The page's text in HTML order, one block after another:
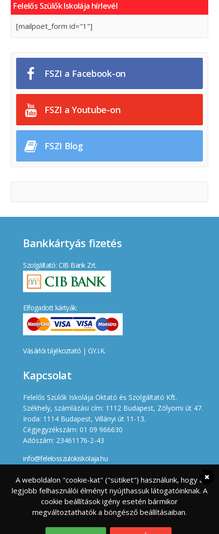
Felelős Szülők Iskolája hírlevél
[mailpoet_form id="1"]
FSZI a Facebook-on
FSZI a Youtube-on
FSZI Blog
Bankkártyás fizetés
Szolgáltató: CIB Bank Zrt.
Elfogadott kártyák:
Vásárlói tájékoztató | GY.I.K.
Kapcsolat
Felelős Szülők Iskolája Oktató és Szolgáltató Kft.
Székhely, számlázási cím: 1112 Budapest, Zólyomi út 47.
Iroda: 1114 Budapest, Villányi út 11-13.
Cégjegyzékszám: 01 09 966630
Adószám: 23461176-2-43
info@felelosszulokiskolaja.hu
A weboldalon "cookie-kat" ("sütiket") használunk, hogy a
legjobb felhasználói élményt nyújthassuk látogatóinknak. A
cookie beállítások igény esetén bármikor
megváltoztathatók a böngésző beállításaiban.